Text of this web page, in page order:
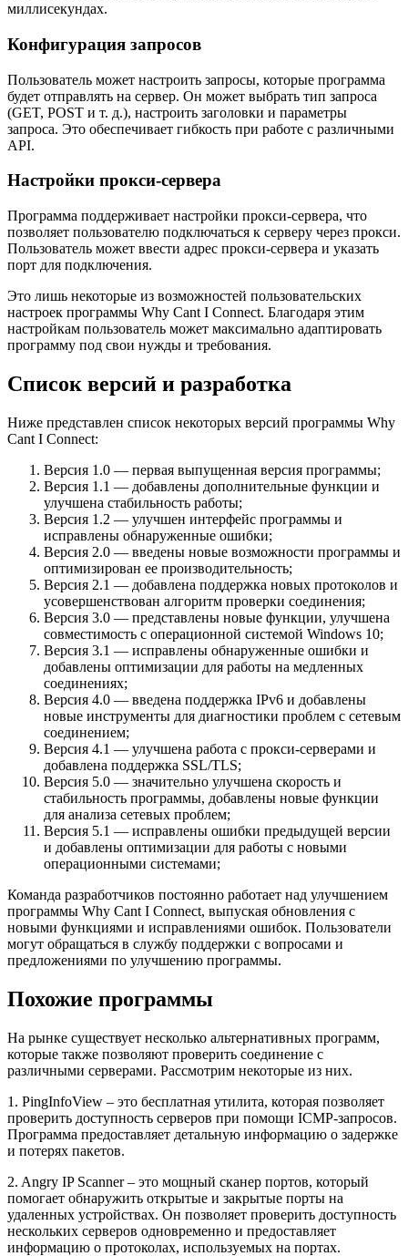
миллисекундах.
Конфигурация запросов
Пользователь может настроить запросы, которые программа
будет отправлять на сервер. Он может выбрать тип запроса
(GET, POST и т. д.), настроить заголовки и параметры
запроса. Это обеспечивает гибкость при работе с различными
API.
Настройки прокси-сервера
Программа поддерживает настройки прокси-сервера, что
позволяет пользователю подключаться к серверу через прокси.
Пользователь может ввести адрес прокси-сервера и указать
порт для подключения.
Это лишь некоторые из возможностей пользовательских
настроек программы Why Cant I Connect. Благодаря этим
настройкам пользователь может максимально адаптировать
программу под свои нужды и требования.
Список версий и разработка
Ниже представлен список некоторых версий программы Why
Cant I Connect:
Версия 1.0 — первая выпущенная версия программы;
Версия 1.1 — добавлены дополнительные функции и
улучшена стабильность работы;
Версия 1.2 — улучшен интерфейс программы и
исправлены обнаруженные ошибки;
Версия 2.0 — введены новые возможности программы и
оптимизирован ее производительность;
Версия 2.1 — добавлена поддержка новых протоколов и
усовершенствован алгоритм проверки соединения;
Версия 3.0 — представлены новые функции, улучшена
совместимость с операционной системой Windows 10;
Версия 3.1 — исправлены обнаруженные ошибки и
добавлены оптимизации для работы на медленных
соединениях;
Версия 4.0 — введена поддержка IPv6 и добавлены
новые инструменты для диагностики проблем с сетевым
соединением;
Версия 4.1 — улучшена работа с прокси-серверами и
добавлена поддержка SSL/TLS;
Версия 5.0 — значительно улучшена скорость и
стабильность программы, добавлены новые функции
для анализа сетевых проблем;
Версия 5.1 — исправлены ошибки предыдущей версии
и добавлены оптимизации для работы с новыми
операционными системами;
Команда разработчиков постоянно работает над улучшением
программы Why Cant I Connect, выпуская обновления с
новыми функциями и исправлениями ошибок. Пользователи
могут обращаться в службу поддержки с вопросами и
предложениями по улучшению программы.
Похожие программы
На рынке существует несколько альтернативных программ,
которые также позволяют проверить соединение с
различными серверами. Рассмотрим некоторые из них.
1. PingInfoView – это бесплатная утилита, которая позволяет
проверить доступность серверов при помощи ICMP-запросов.
Программа предоставляет детальную информацию о задержке
и потерях пакетов.
2. Angry IP Scanner – это мощный сканер портов, который
помогает обнаружить открытые и закрытые порты на
удаленных устройствах. Он позволяет проверить доступность
нескольких серверов одновременно и предоставляет
информацию о протоколах, используемых на портах.